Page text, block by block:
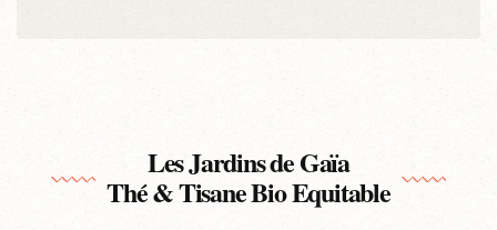
Les Jardins de Gaïa
Thé & Tisane Bio Equitable